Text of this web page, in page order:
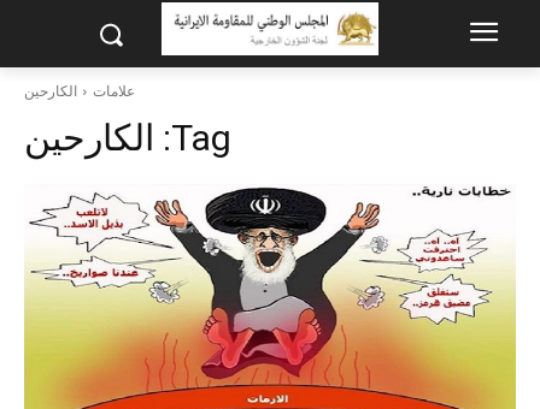
علامات الکارحین
Tag: الکارحین